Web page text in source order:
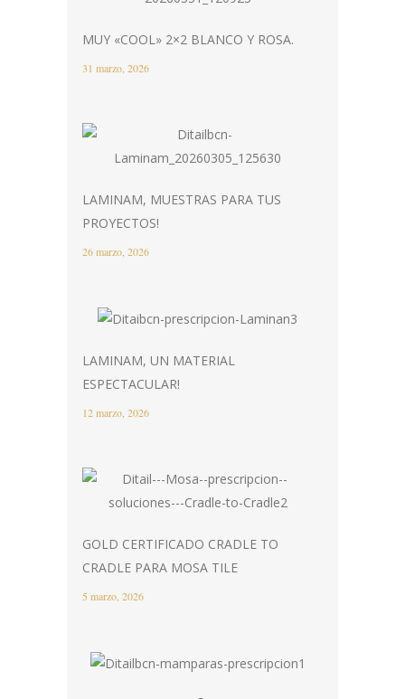
MUY «COOL» 2×2 BLANCO Y ROSA.
31 marzo, 2026
LAMINAM, MUESTRAS PARA TUS
PROYECTOS!
26 marzo, 2026
LAMINAM, UN MATERIAL
ESPECTACULAR!
12 marzo, 2026
GOLD CERTIFICADO CRADLE TO
CRADLE PARA MOSA TILE
5 marzo, 2026